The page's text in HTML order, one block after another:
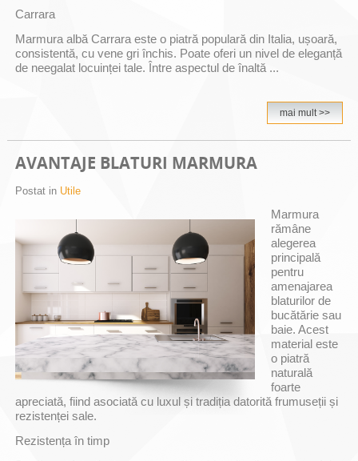
Carrara
Marmura albă Carrara este o piatră populară din Italia, ușoară,
consistentă, cu vene gri închis. Poate oferi un nivel de eleganță
de neegalat locuinței tale. Între aspectul de înaltă ...
mai mult >>
AVANTAJE BLATURI MARMURA
Postat in Utile
Marmura
rămâne
alegerea
principală
pentru
amenajarea
blaturilor de
bucătărie sau
baie. Acest
material este
o piatră
naturală
foarte
apreciată, fiind asociată cu luxul și tradiția datorită frumuseții și
rezistenței sale.
Rezistența în timp